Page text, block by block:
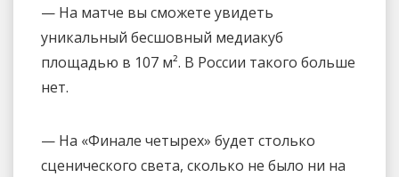
— На матче вы сможете увидеть
уникальный бесшовный медиакуб
площадью в 107 м². В России такого больше
нет.
— На «Финале четырех» будет столько
сценического света, сколько не было ни на